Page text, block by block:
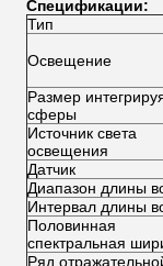
Спецификации:
Тип
Освещение
Размер
сферы
Источник света
освещения
Датчик
Диапазон длины
Интервал длины
Половинная
спектральная
Ряд